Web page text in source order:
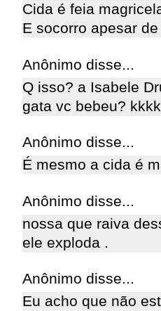
Cida é feia
E socorro apesar
Anônimo disse...
Q isso? a Isabele
gata vc bebeu? kkkk
Anônimo disse...
É mesmo a cida é
Anônimo disse...
nossa que raiva
ele exploda .
Anônimo disse...
Eu acho que não